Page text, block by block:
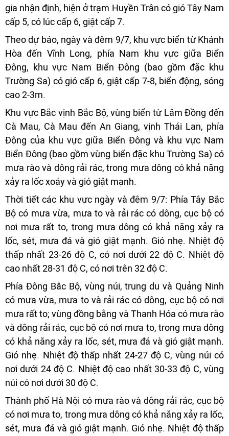
gia nhận định, hiện ở trạm Huyền Trân có gió Tây Nam
cấp 5, có lúc cấp 6, giật cấp 7.
Theo dự báo, ngày và đêm 9/7, khu vực biển từ Khánh
Hòa đến Vĩnh Long, phía Nam khu vực giữa Biển
Đông, khu vực Nam Biển Đông (bao gồm đặc khu
Trường Sa) có gió cấp 6, giật cấp 7-8, biển động, sóng
cao 2-3m.
Khu vực Bắc vịnh Bắc Bộ, vùng biển từ Lâm Đồng đến
Cà Mau, Cà Mau đến An Giang, vịnh Thái Lan, phía
Đông của khu vực giữa Biển Đông và khu vực Nam
Biển Đông (bao gồm vùng biển đặc khu Trường Sa) có
mưa rào và dông rải rác, trong mưa dông có khả năng
xảy ra lốc xoáy và gió giật mạnh.
Thời tiết các khu vực ngày và đêm 9/7: Phía Tây Bắc
Bộ có mưa vừa, mưa to và rải rác có dông, cục bộ có
nơi mưa rất to, trong mưa dông có khả năng xảy ra
lốc, sét, mưa đá và gió giật mạnh. Gió nhẹ. Nhiệt độ
thấp nhất 23-26 độ C, có nơi dưới 22 độ C. Nhiệt độ
cao nhất 28-31 độ C, có nơi trên 32 độ C.
Phía Đông Bắc Bộ, vùng núi, trung du và Quảng Ninh
có mưa vừa, mưa to và rải rác có dông, cục bộ có nơi
mưa rất to; vùng đồng bằng và Thanh Hóa có mưa rào
và dông rải rác, cục bộ có nơi mưa to, trong mưa dông
có khả năng xảy ra lốc, sét, mưa đá và gió giật mạnh.
Gió nhẹ. Nhiệt độ thấp nhất 24-27 độ C, vùng núi có
nơi dưới 24 độ C. Nhiệt độ cao nhất 30-33 độ C, vùng
núi có nơi dưới 30 độ C.
Thành phố Hà Nội có mưa rào và dông rải rác, cục bộ
có nơi mưa to, trong mưa dông có khả năng xảy ra lốc,
sét, mưa đá và gió giật mạnh. Gió nhẹ. Nhiệt độ thấp